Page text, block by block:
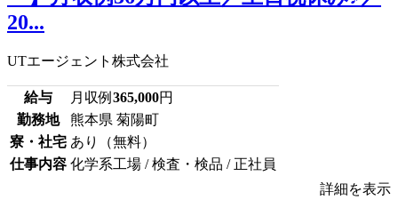
20...
UTエージェント株式会社
給与 月収例 365,000円
勤務地
熊本県 菊陽町
寮・社宅 あり（無料）
仕事内容 化学系工場 / 検査・検品 / 正社員
詳細を表示